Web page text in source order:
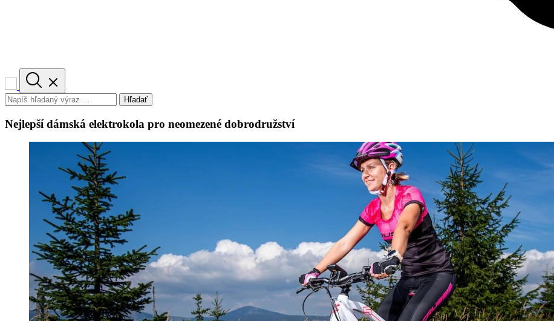
Hľadať
Nejlepší dámská elektrokola pro neomezené dobrodružství